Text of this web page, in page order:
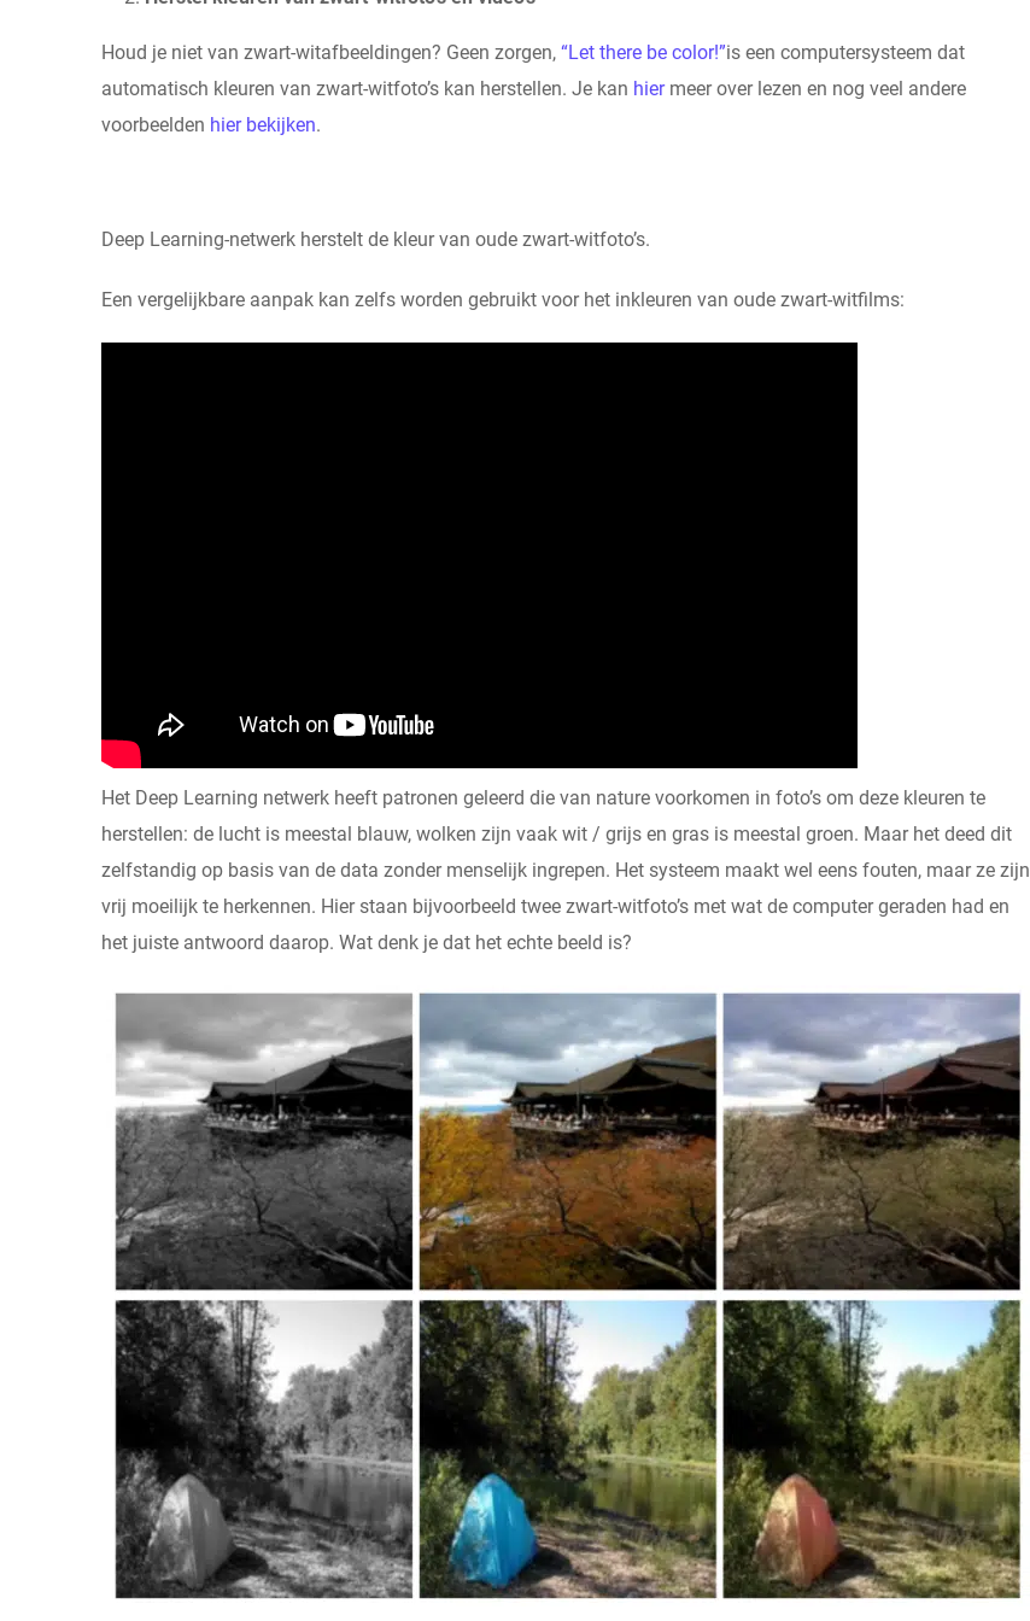
Houd je niet van zwart-witafbeeldingen? Geen zorgen, “Let there be color!”is een computersysteem dat
automatisch kleuren van zwart-witfoto’s kan herstellen. Je kan hiermeer over lezen en nog veel andere
voorbeelden hier bekijken.
Deep Learning-netwerk herstelt de kleur van oude zwart-witfoto’s.
Een vergelijkbare aanpak kan zelfs worden gebruikt voor het inkleuren van oude zwart-witfilms:
Het Deep Learning netwerk heeft patronen geleerd die van nature voorkomen in foto’s om deze kleuren te
herstellen: de lucht is meestal blauw, wolken zijn vaak wit / grijs en gras is meestal groen. Maar het deed dit
zelfstandig op basis van de data zonder menselijk ingrepen. Het systeem maakt wel eens fouten, maar ze zijn
vrij moeilijk te herkennen. Hier staan ​​bijvoorbeeld twee zwart-witfoto’s met wat de computer geraden had en
het juiste antwoord daarop. Wat denk je dat het echte beeld is?